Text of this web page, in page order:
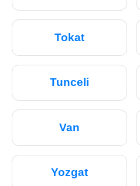
Tokat
Tunceli
Van
Yozgat